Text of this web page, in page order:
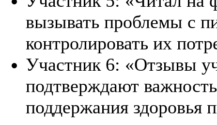
вызывать проблемы с
контролировать их
Участник 6: «Отзывы
подтверждают
поддержания здоровья